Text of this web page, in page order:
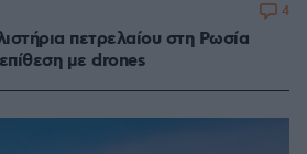
πετρελαίου στη Ρωσία
με drones
4